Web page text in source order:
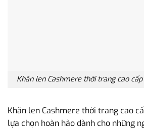
Khăn len Cashmere thời trang cao cấp
Khăn len Cashmere thời trang cao
lựa chọn hoàn hảo dành cho những